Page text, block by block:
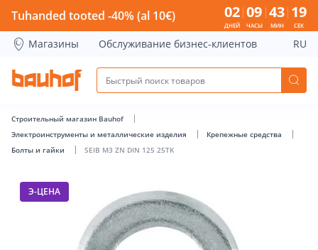
SEIB M3 ZN DIN 125 25TK - Bauhof has loaded
Tuhanded tooted -40% (al 10€) 02
ДНЕЙ
09
ЧАСЫ
43
МИН
19
СЕК
Магазины Обслуживание бизнес-клиентов RU
Строительный магазин Bauhof
Электроинструменты и металлические изделия
Крепежные средства
Болты и гайки
SEIB M3 ZN DIN 125 25TK
Э-ЦЕНА